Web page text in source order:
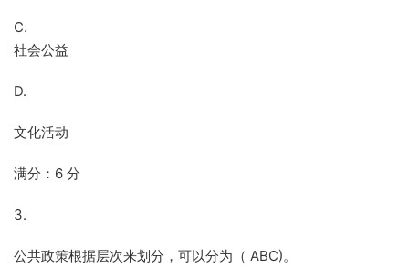
C.
社会公益
D.
文化活动
满分：6 分
3.
公共政策根据层次来划分，可以分为（ ABC)。